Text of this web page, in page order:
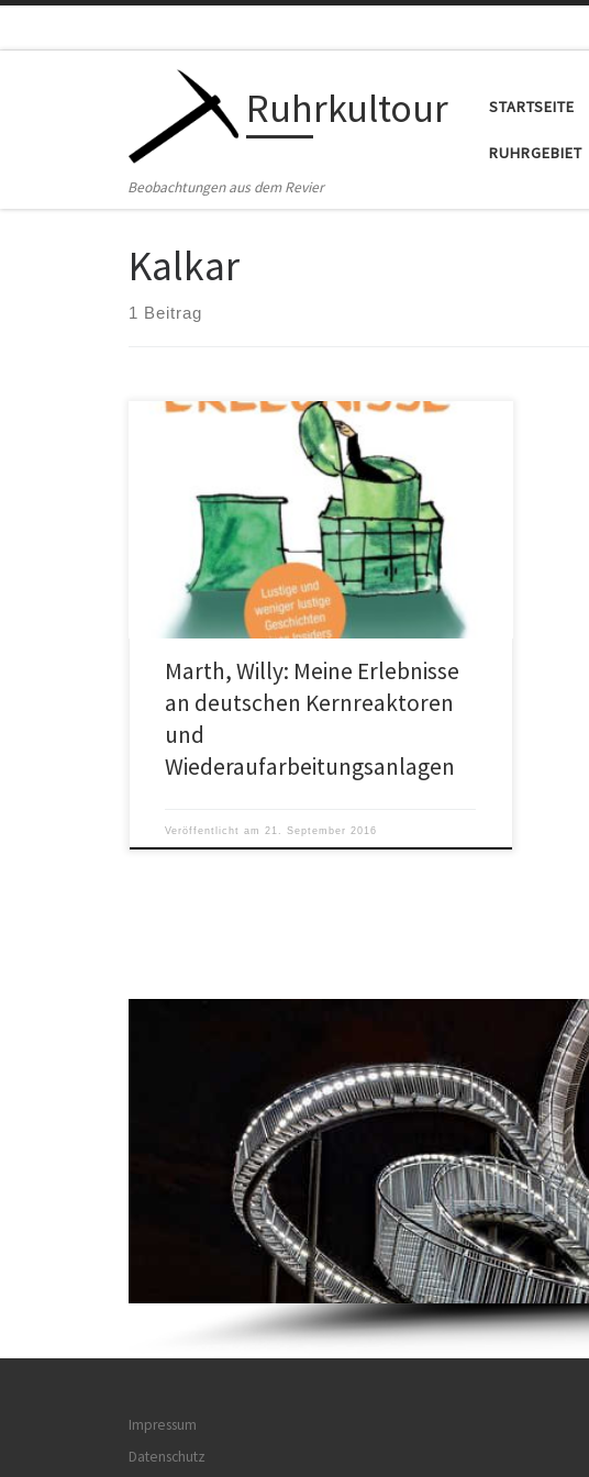
Ruhrkultour
Beobachtungen aus dem Revier
STARTSEITE
RUHRGEBIET
Kalkar
1 Beitrag
Willy Marth: Meine Erlebnisse an deutschen
Kernreaktoren und Wiederaufarbeitungsanlagen ab €
14,99 Zu den sonderbarsten Erlebnissen des Autors
zählte ein […]
Marth, Willy: Meine Erlebnisse
an deutschen Kernreaktoren
und
Wiederaufarbeitungsanlagen
Veröffentlicht am21. September 2016
Impressum
Datenschutz